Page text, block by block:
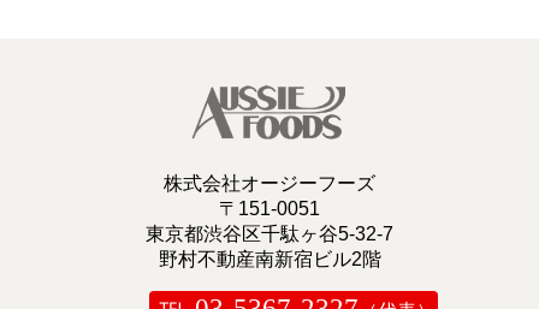
株式会社オージーフーズ
〒151-0051
東京都渋谷区千駄ヶ谷5-32-7
野村不動産南新宿ビル2階